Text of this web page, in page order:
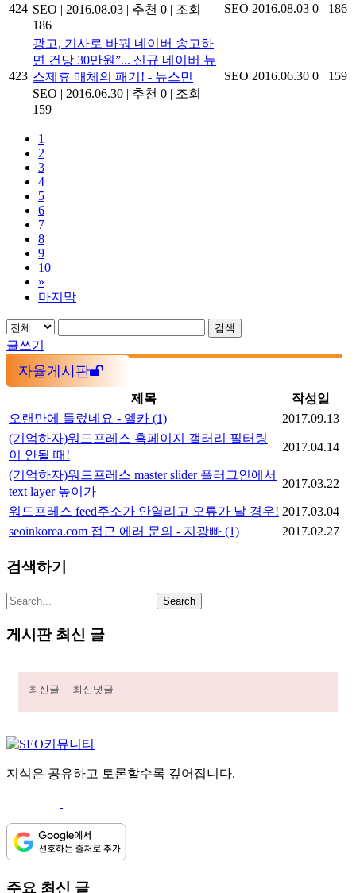
424 SEO | 2016.08.03 | 추천 0 | 조회
186
SEO 2016.08.03 0 186
423
광고, 기사로 바꿔 네이버 송고하
면 건당 30만원”... 신규 네이버 뉴
스제휴 매체의 패기! - 뉴스민
SEO | 2016.06.30 | 추천 0 | 조회
159
SEO 2016.06.30 0 159
1
2
3
4
5
6
7
8
9
10
»
마지막
검색
글쓰기
자율게시판
제목
작성일
오랜만에 들렀네요 - 엘카 (1)
2017.09.13
(기억하자)워드프레스 홈페이지 갤러리 필터링
이 안될 때!
2017.04.14
(기억하자)워드프레스 master slider 플러그인에서
text layer 높이가
2017.03.22
워드프레스 feed주소가 안열리고 오류가 날 경우! 2017.03.04
seoinkorea.com 접근 에러 문의 - 지광빠 (1) 2017.02.27
검색하기
게시판 최신 글
최신글 최신댓글
지식은 공유하고 토론할수록 깊어집니다.
주요 최신 글